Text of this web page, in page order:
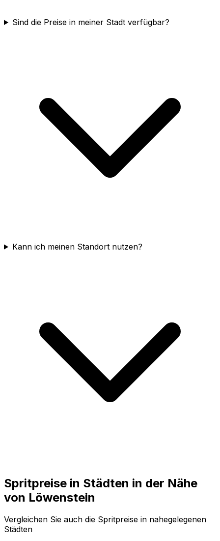
Sind die Preise in meiner Stadt verfügbar?
Kann ich meinen Standort nutzen?
Spritpreise in Städten in der Nähe
von Löwenstein
Vergleichen Sie auch die Spritpreise in nahegelegenen
Städten